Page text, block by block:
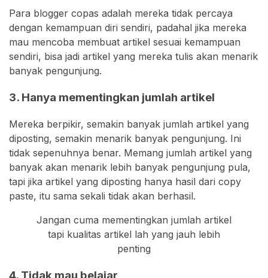
Para blogger copas adalah mereka tidak percaya
dengan kemampuan diri sendiri, padahal jika mereka
mau mencoba membuat artikel sesuai kemampuan
sendiri, bisa jadi artikel yang mereka tulis akan menarik
banyak pengunjung.
3. Hanya mementingkan jumlah artikel
Mereka berpikir, semakin banyak jumlah artikel yang
diposting, semakin menarik banyak pengunjung. Ini
tidak sepenuhnya benar. Memang jumlah artikel yang
banyak akan menarik lebih banyak pengunjung pula,
tapi jika artikel yang diposting hanya hasil dari copy
paste, itu sama sekali tidak akan berhasil.
Jangan cuma mementingkan jumlah artikel
tapi kualitas artikel lah yang jauh lebih
penting